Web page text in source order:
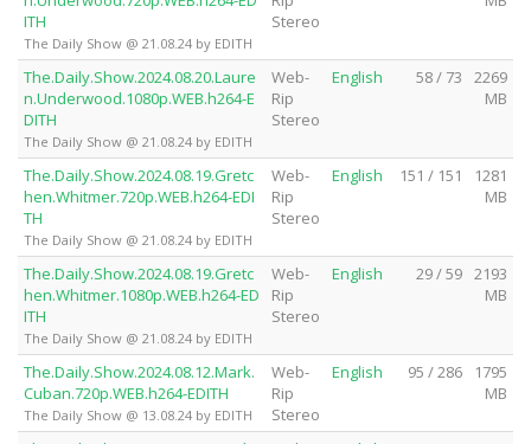
ITH
The Daily Show @ 21.08.24 by EDITH
Stereo
The.Daily.Show.2024.08.20.Laure
n.Underwood.1080p.WEB.h264-E
DITH
The Daily Show @ 21.08.24 by EDITH
Web-
Rip
Stereo
English 58 / 73
2269
MB
The.Daily.Show.2024.08.19.Gretc
hen.Whitmer.720p.WEB.h264-EDI
TH
The Daily Show @ 21.08.24 by EDITH
Web-
Rip
Stereo
English 151 / 151
1281
MB
The.Daily.Show.2024.08.19.Gretc
hen.Whitmer.1080p.WEB.h264-ED
ITH
The Daily Show @ 21.08.24 by EDITH
Web-
Rip
Stereo
English 29 / 59
2193
MB
The.Daily.Show.2024.08.12.Mark.
Cuban.720p.WEB.h264-EDITH
The Daily Show @ 13.08.24 by EDITH
Web-
Rip
Stereo
English 95 / 286
1795
MB